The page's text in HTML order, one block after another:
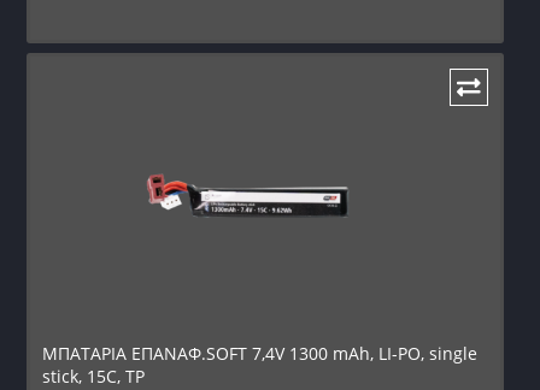
ΜΠΑΤΑΡΙΑ ΕΠΑΝΑΦ.SOFT 7,4V 1300 mAh, LI-PO, single
stick, 15C, TP